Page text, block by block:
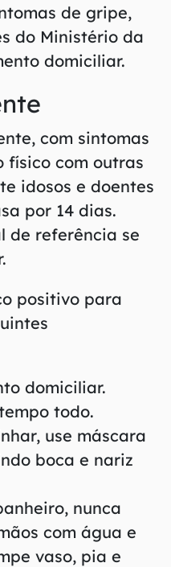
de gripe,
do Ministério da
domiciliar.
com sintomas
físico com outras
idosos e doentes
por 14 dias.
de referência se
positivo para
domiciliar.
todo.
use máscara
boca e nariz
nunca
com água e
vaso, pia e